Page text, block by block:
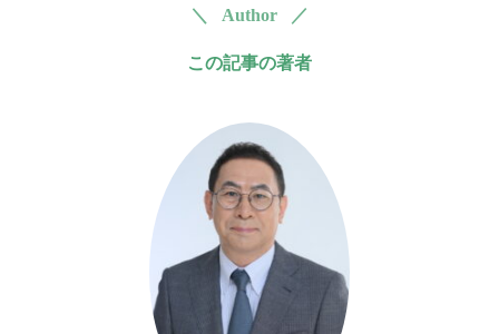
＼ Author ／
この記事の著者